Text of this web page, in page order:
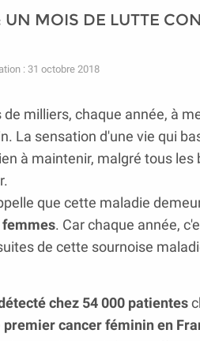
UN MOIS DE LUTTE
: 31 octobre 2018
de milliers, chaque année, à
La sensation d'une vie qui
à maintenir, malgré tous
que cette maladie
. Car chaque année,
de cette sournoise
chez 54 000 patientes
premier cancer féminin en